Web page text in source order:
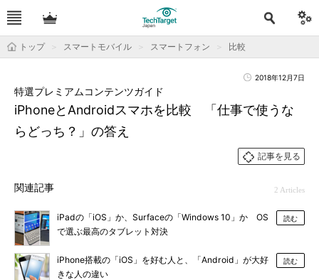
トップ スマートモバイル スマートフォン 比較
2018年12月7日
iPhoneとAndroidスマホを比較 「仕事で使うな
らどっち？」の答え
特選プレミアムコンテンツガイド
記事を見る
関連記事 2 Articles
iPadの「iOS」か、Surfaceの「Windows 10」か OS
で選ぶ最高のタブレット対決
読む
iPhone搭載の「iOS」を好む人と、「Android」が大好
きな人の違い
読む